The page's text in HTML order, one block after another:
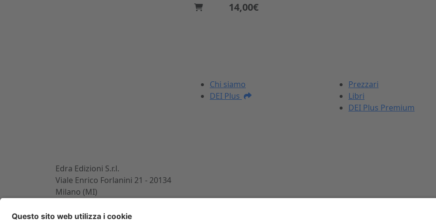
14,00€
Edra Edizioni S.r.l.
Viale Enrico Forlanini 21 - 20134
Milano (MI)
Chi siamo
DEI Plus
Prezzari
Libri
DEI Plus Premium